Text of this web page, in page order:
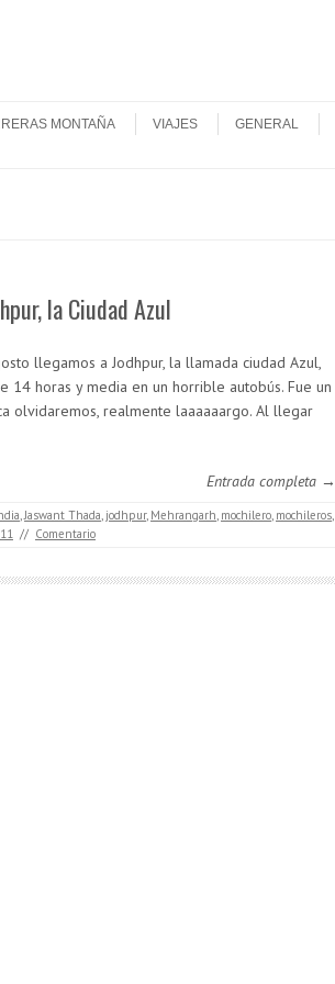
MONTAÑA VIAJES GENERAL
la Ciudad Azul
llegamos a Jodhpur, la llamada ciudad Azul,
14 horas y media en un horrible autobús. Fue un
olvidaremos, realmente laaaaaargo. Al llegar
Entrada completa →
,Jaswant Thada, jodhpur, Mehrangarh, mochilero, mochileros,
// Comentario